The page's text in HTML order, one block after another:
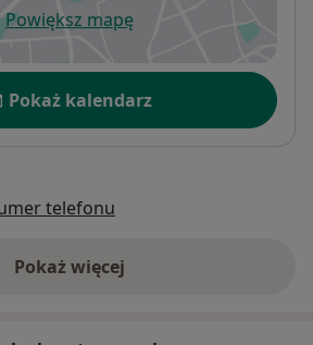
Powiększ mapęotwiera się w nowej karcie
Pokaż kalendarz
telefonu
Pokaż więcej
o adresie